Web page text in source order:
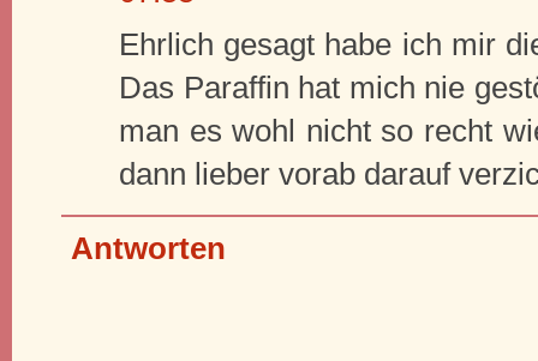
Ehrlich gesagt habe ich mir
Das Paraffin hat mich nie
man es wohl nicht so recht
dann lieber vorab darauf
Antworten